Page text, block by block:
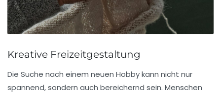
Kreative Freizeitgestaltung
Die Suche nach einem neuen Hobbykann nicht nur
spannend, sondern auch bereichernd sein. Menschen